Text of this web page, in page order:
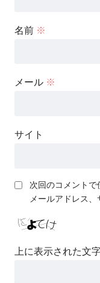
名前 ※
メール ※
サイト
次回のコメントで
メールアドレス、
上に表示された文